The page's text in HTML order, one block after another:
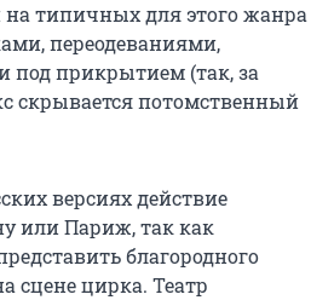
на типичных для этого жанра
переодеваниями,
под прикрытием (так, за
скрывается потомственный
версиях действие
или Париж, так как
благородного
сцене цирка. Театр